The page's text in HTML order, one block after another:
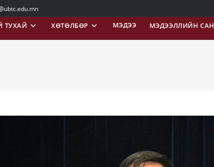
ТУХАЙ ХӨТӨЛБӨР МЭДЭЭ МЭДЭЭЛЛИЙН САН